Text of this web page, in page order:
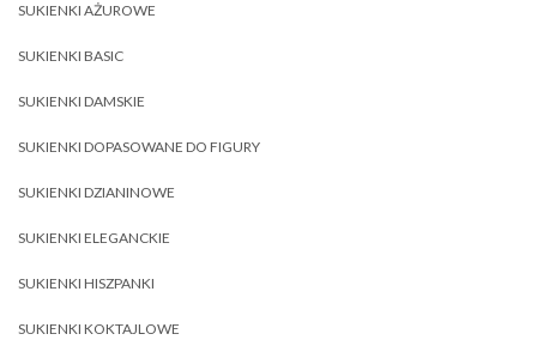
SUKIENKI AŻUROWE
SUKIENKI BASIC
SUKIENKI DAMSKIE
SUKIENKI DOPASOWANE DO FIGURY
SUKIENKI DZIANINOWE
SUKIENKI ELEGANCKIE
SUKIENKI HISZPANKI
SUKIENKI KOKTAJLOWE